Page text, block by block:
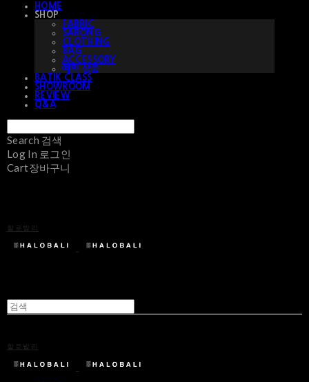
HOME
SHOP
FABRIC
SARONG
CLOTHING
BAG
ACCESSORY
예약 상품
BATIK CLASS
SHOWROOM
REVIEW
Q&A
Search 검색
Log In 로그인
Cart장바구니
할로발리
할로발리